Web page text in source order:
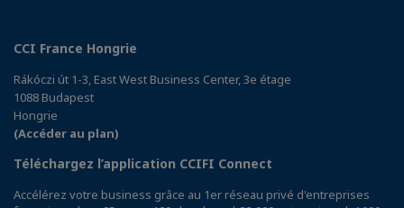
CCI France Hongrie
Rákóczi út 1-3, East West Business Center, 3e étage
1088 Budapest
Hongrie
(Accéder au plan)
Téléchargez l’application CCIFI Connect
Accélérez votre business grâce au 1er réseau privé d'entreprises